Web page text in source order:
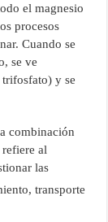
el magnesio
procesos
Cuando se
se ve
y se
combinación
al
las
transporte